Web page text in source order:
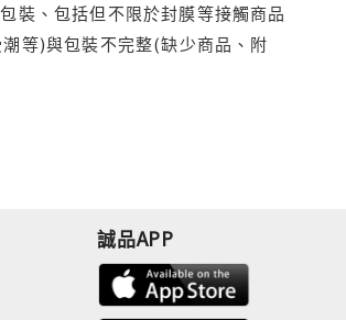
裝、包括但不限於封膜等接觸商品
等)與包裝不完整(缺少商品、附
誠品APP